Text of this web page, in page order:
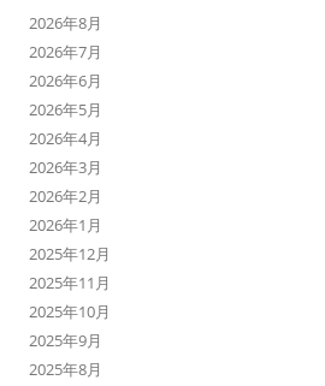
2026年8月
2026年7月
2026年6月
2026年5月
2026年4月
2026年3月
2026年2月
2026年1月
2025年12月
2025年11月
2025年10月
2025年9月
2025年8月